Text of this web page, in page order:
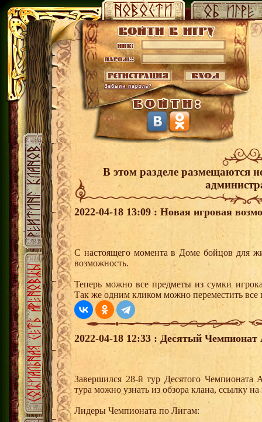
В этом разделе размещаются
2022-04-18 13:09 : Новая игровая
С настоящего момента в Доме бойцов для
возможность.
Теперь можно все предметы из сумки
Так же одним кликом можно переместить все
2022-04-18 12:33 : Десятый
Завершился 28-й тур Десятого
тура можно узнать из обзора клана, ссылку
Лидеры Чемпионата по Лигам: